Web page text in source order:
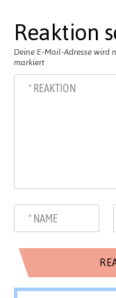
Reaktion
Deine E-Mail-Adresse wird
markiert